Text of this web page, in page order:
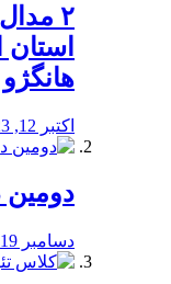
استان
هانگژو
اکتبر 12, 2023
دومین
دسامبر 19, 2019